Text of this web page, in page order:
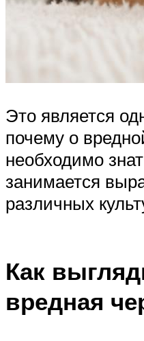
Это является
почему о
необходимо
занимается
различных
Как
вредная